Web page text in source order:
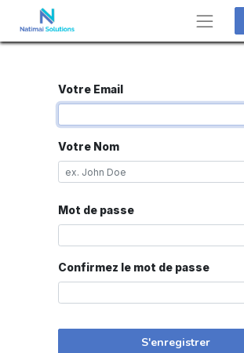
Votre Email
Votre Nom
Mot de passe
Confirmez le mot de passe
S'enregistrer